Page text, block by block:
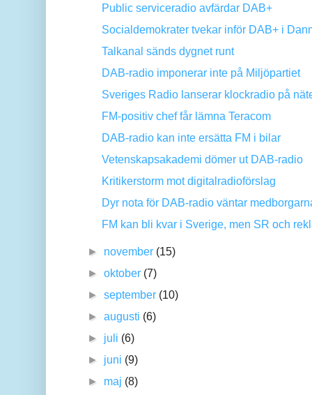
Public serviceradio avfärdar DAB+
Socialdemokrater tvekar inför DAB+ i
Talkanal sänds dygnet runt
DAB-radio imponerar inte på Miljöpartiet
Sveriges Radio lanserar klockradio på
FM-positiv chef får lämna Teracom
DAB-radio kan inte ersätta FM i bilar
Vetenskapsakademi dömer ut DAB-radio
Kritikerstorm mot digitalradioförslag
Dyr nota för DAB-radio väntar
FM kan bli kvar i Sverige, men SR och
► november (15)
►oktober (7)
►september (10)
►augusti (6)
► juli (6)
► juni (9)
► maj (8)